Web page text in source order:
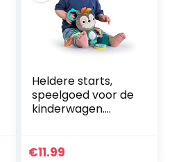
Heldere starts,
speelgoed voor de
kinderwagen.
€11.99